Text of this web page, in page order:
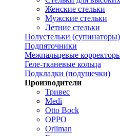
Женские стельки
Мужские стельки
Летние стельки
Полустельки (супинаторы)
Подпяточники
Межпальцевые
Геле-тканевые кольца
Подкладки (подушечки)
Производители
Тривес
Medi
Otto Bock
OPPO
Orliman